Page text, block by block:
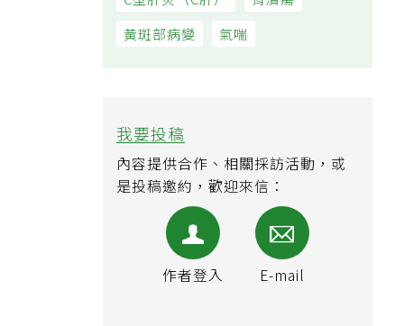
C型肝炎（C肝）
胃潰瘍
黃斑部病變
氣喘
我要投稿
內容提供合作、相關採訪活動，或
是投稿邀約，歡迎來信：